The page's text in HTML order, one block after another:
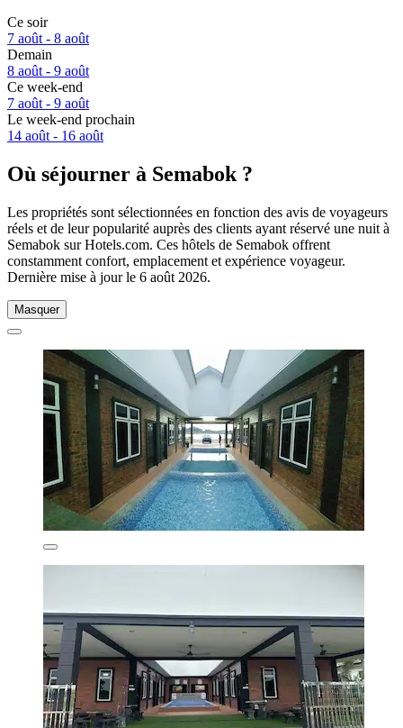
Ce soir
7 août - 8 août
Demain
8 août - 9 août
Ce week-end
7 août - 9 août
Le week-end prochain
14 août - 16 août
Où séjourner à Semabok ?
Les propriétés sont sélectionnées en fonction des avis de voyageurs
réels et de leur popularité auprès des clients ayant réservé une nuit à
Semabok sur Hotels.com. Ces hôtels de Semabok offrent
constamment confort, emplacement et expérience voyageur.
Dernière mise à jour le 6 août 2026.
Masquer